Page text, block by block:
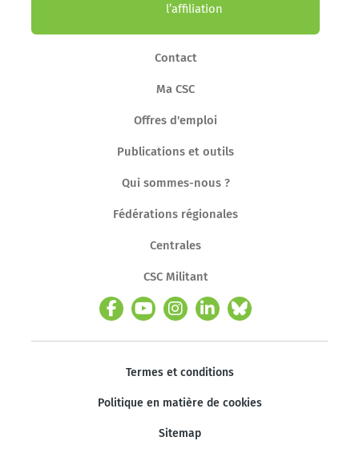
l’affiliation
Contact
Ma CSC
Offres d'emploi
Publications et outils
Qui sommes-nous ?
Fédérations régionales
Centrales
CSC Militant
Termes et conditions
Politique en matière de cookies
Sitemap